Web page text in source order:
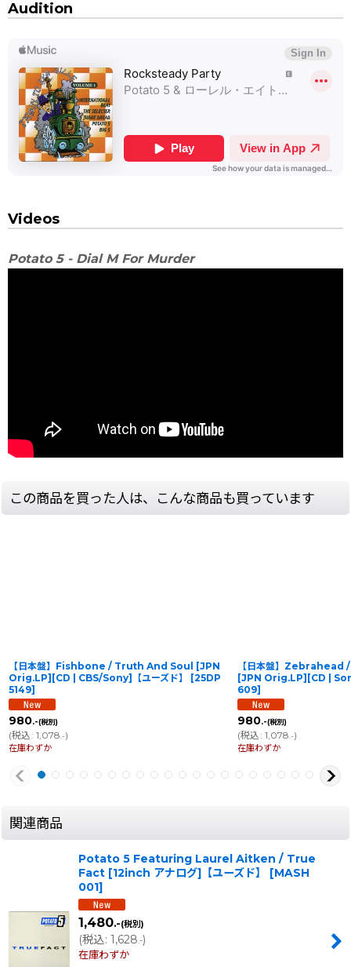
Audition
Videos
Potato 5 - Dial M For Murder
この商品を買った人は、こんな商品も買っています
【日本盤】Fishbone / Truth And Soul [JPN
Orig.LP][CD | CBS/Sony]【ユーズド】
[25DP
5149]
980.-(税別)
(税込: 1,078 .-)
在庫わずか
【日本盤】
[JPN Orig.LP][CD |
609]
980.-(税別)
(税込: 1,078 .-)
在庫わずか
関連商品
Potato 5 Featuring Laurel Aitken / True
Fact [12inch アナログ]【ユーズド】
[MASH
001]
1,480.-(税別)
(税込: 1,628.-)
在庫わずか